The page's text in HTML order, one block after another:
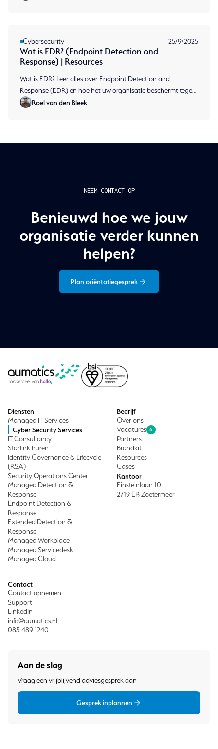
Cybersecurity 25/9/2025
Wat is EDR? (Endpoint Detection and
Response) | Resources
Wat is EDR? Leer alles over Endpoint Detection and
Response (EDR) en hoe het uw organisatie beschermt tegen
cyberdreigingen.
Roel van den Bleek
NEEM CONTACT OP
Benieuwd hoe we jouw
organisatie verder kunnen
helpen?
Plan oriëntatiegesprek
Bedrijf
Over ons
Vacatures 6
Partners
Brandkit
Resources
Cases
Kantoor
Einsteinlaan 10
2719 EP, Zoetermeer
Contact
Contact opnemen
Support
LinkedIn
info@aumatics.nl
085 489 1240
Diensten
Managed IT Services
Cyber Security Services
IT Consultancy
Starlink huren
Identity Governance & Lifecycle
(RSA)
Security Operations Center
Managed Detection &
Response
Endpoint Detection &
Response
Extended Detection &
Response
Managed Workplace
Managed Servicedesk
Managed Cloud
Aan de slag
Vraag een vrijblijvend adviesgesprek aan
Gesprek inplannen